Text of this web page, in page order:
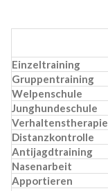
Einzeltraining
Gruppentraining
Welpenschule
Junghundeschule
Verhaltenstherapie
Distanzkontrolle
Antijagdtraining
Nasenarbeit
Apportieren